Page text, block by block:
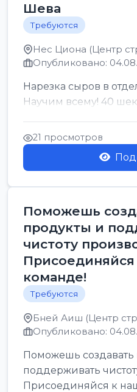
Шева
Требуются
Нес Циона (Центр
Опубликовано:
Нарезка сыров в
Научим всему! 40
21 просмотров
Поможешь
продукты и
чистоту
команде!
Требуются
Бней Аиш (Центр
Опубликовано:
Поможешь
поддерживать
Присоединяйся к